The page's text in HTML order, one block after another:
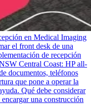
en Medical Imaging
el front desk de una
de recepción
Central Coast: HP all-
documentos, teléfonos
que pone a operar la
Qué debe considerar
una construcción